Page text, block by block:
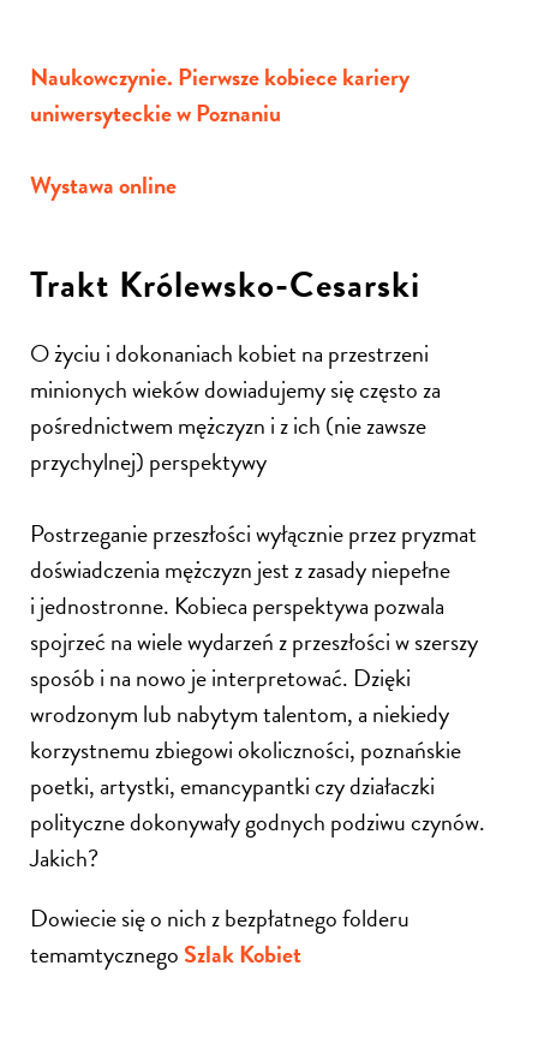
Naukowczynie. Pierwsze kobiece kariery
uniwersyteckie w Poznaniu
Wystawa online
Trakt Królewsko-Cesarski
O życiu i dokonaniach kobiet na przestrzeni
minionych wieków dowiadujemy się często za
pośrednictwem mężczyzn i z ich (nie zawsze
przychylnej) perspektywy
Postrzeganie przeszłości wyłącznie przez pryzmat
doświadczenia mężczyzn jest z zasady niepełne
i jednostronne. Kobieca perspektywa pozwala
spojrzeć na wiele wydarzeń z przeszłości w szerszy
sposób i na nowo je interpretować. Dzięki
wrodzonym lub nabytym talentom, a niekiedy
korzystnemu zbiegowi okoliczności, poznańskie
poetki, artystki, emancypantki czy działaczki
polityczne dokonywały godnych podziwu czynów.
Jakich?
Dowiecie się o nich z bezpłatnego folderu
temamtycznego Szlak Kobiet